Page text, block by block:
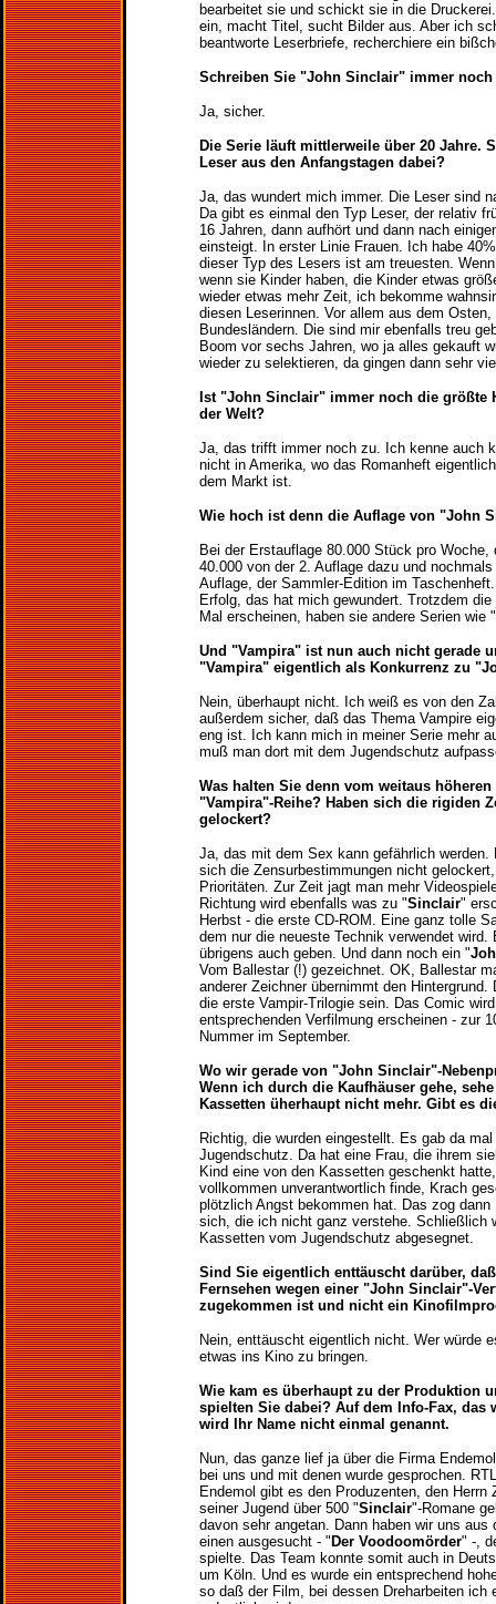
bearbeitet sie und schickt sie in die
ein, macht Titel, sucht Bilder aus. Aber ich
beantworte Leserbriefe, recherchiere ein
Schreiben Sie "John Sinclair" immer noch
Ja, sicher.
Die Serie läuft mittlerweile über 20 Jahre.
Leser aus den Anfangstagen dabei?
Ja, das wundert mich immer. Die Leser sind
Da gibt es einmal den Typ Leser, der relativ
16 Jahren, dann aufhört und dann nach
einsteigt. In erster Linie Frauen. Ich habe
dieser Typ des Lesers ist am treuesten.
wenn sie Kinder haben, die Kinder etwas
wieder etwas mehr Zeit, ich bekomme
diesen Leserinnen. Vor allem aus dem Osten,
Bundesländern. Die sind mir ebenfalls treu
Boom vor sechs Jahren, wo ja alles gekauft
wieder zu selektieren, da gingen dann sehr
Ist "John Sinclair" immer noch die größte
der Welt?
Ja, das trifft immer noch zu. Ich kenne auch
nicht in Amerika, wo das Romanheft
dem Markt ist.
Wie hoch ist denn die Auflage von "John
Bei der Erstauflage 80.000 Stück pro Woche,
40.000 von der 2. Auflage dazu und
Auflage, der Sammler-Edition im
Erfolg, das hat mich gewundert. Trotzdem
Mal erscheinen, haben sie andere Serien wie
Und "Vampira" ist nun auch nicht gerade
"Vampira" eigentlich als Konkurrenz zu
Nein, überhaupt nicht. Ich weiß es von den
außerdem sicher, daß das Thema Vampire
eng ist. Ich kann mich in meiner Serie mehr
muß man dort mit dem Jugendschutz
Was halten Sie denn vom weitaus
"Vampira"-Reihe? Haben sich die rigiden
gelockert?
Ja, das mit dem Sex kann gefährlich werden.
sich die Zensurbestimmungen nicht
Prioritäten. Zur Zeit jagt man mehr
Richtung wird ebenfalls was zu "Sinclair"
Herbst - die erste CD-ROM. Eine ganz tolle
dem nur die neueste Technik verwendet wird.
übrigens auch geben. Und dann noch ein "
Vom Ballestar (!) gezeichnet. OK, Ballestar
anderer Zeichner übernimmt den Hintergrund.
die erste Vampir-Trilogie sein. Das Comic
entsprechenden Verfilmung erscheinen - zur
Nummer im September.
Wo wir gerade von "John Sinclair"-
Wenn ich durch die Kaufhäuser gehe,
Kassetten üherhaupt nicht mehr. Gibt es
Richtig, die wurden eingestellt. Es gab da
Jugendschutz. Da hat eine Frau, die ihrem
Kind eine von den Kassetten geschenkt
vollkommen unverantwortlich finde, Krach
plötzlich Angst bekommen hat. Das zog dann
sich, die ich nicht ganz verstehe. Schließlich
Kassetten vom Jugendschutz abgesegnet.
Sind Sie eigentlich enttäuscht darüber,
Fernsehen wegen einer "John Sinclair"-
zugekommen ist und nicht ein
Nein, enttäuscht eigentlich nicht. Wer würde
etwas ins Kino zu bringen.
Wie kam es überhaupt zu der Produktion
spielten Sie dabei? Auf dem Info-Fax, das
wird Ihr Name nicht einmal genannt.
Nun, das ganze lief ja über die Firma
bei uns und mit denen wurde gesprochen.
Endemol gibt es den Produzenten, den Herrn
seiner Jugend über 500 "Sinclair"-Romane
davon sehr angetan. Dann haben wir uns aus
einen ausgesucht - " Der Voodoomörder" -,
spielte. Das Team konnte somit auch in
um Köln. Und es wurde ein entsprechend
so daß der Film, bei dessen Dreharbeiten ich